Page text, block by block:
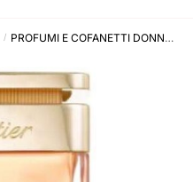
/ PROFUMI E COFANETTI DONNA